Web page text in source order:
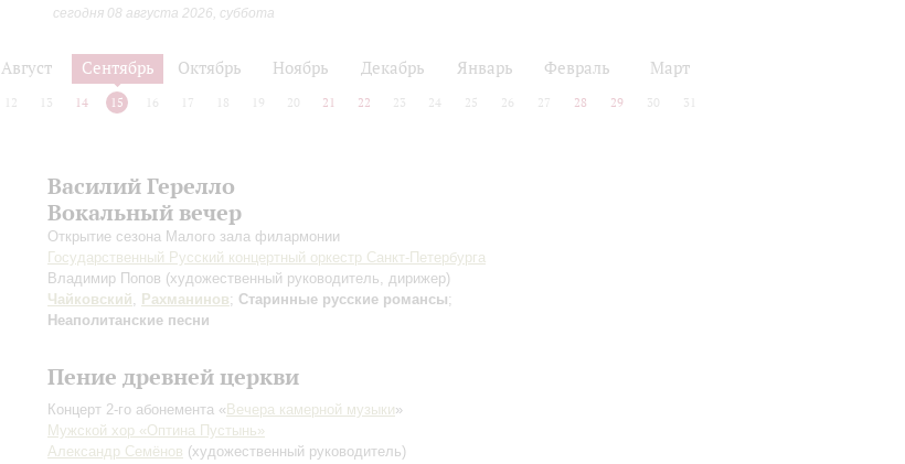
сегодня 08 августа 2026, суббота
Август Сентябрь Октябрь Ноябрь Декабрь Январь Февраль Март
12 13 14 15 16 17 18 19 20 21 22 23 24 25 26 27 28 29 30 31
Василий Герелло
Вокальный вечер
Открытие сезона Малого зала филармонии
Государственный Русский концертный оркестр Санкт-Петербурга
Владимир Попов (художественный руководитель, дирижер)
Чайковский, Рахманинов; Старинные русские романсы;
Неаполитанские песни
Пение древней церкви
Концерт 2-го абонемента « Вечера камерной музыки»
Мужской хор «Оптина Пустынь»
Александр Семёнов (художественный руководитель)